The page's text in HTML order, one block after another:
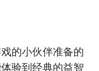
的小伙伴准备的
验到经典的益智